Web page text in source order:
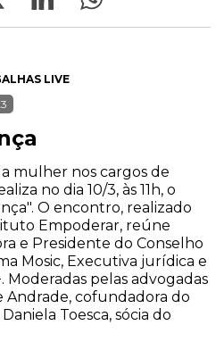
LIVE
mulher nos cargos de
no dia 10/3, às 11h, o
O encontro, realizado
Empoderar, reúne
e Presidente do Conselho
Mosic, Executiva jurídica e
Moderadas pelas advogadas
cofundadora do
Toesca, sócia do